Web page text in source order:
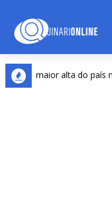
maior alta do país na